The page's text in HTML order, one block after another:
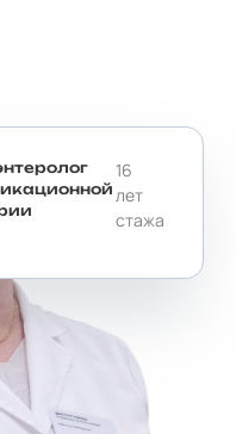
16
лет
стажа